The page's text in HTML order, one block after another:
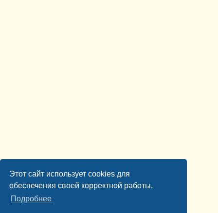
Этот сайт использует cookies для
обеспечения своей корректной работы.
Подробнее